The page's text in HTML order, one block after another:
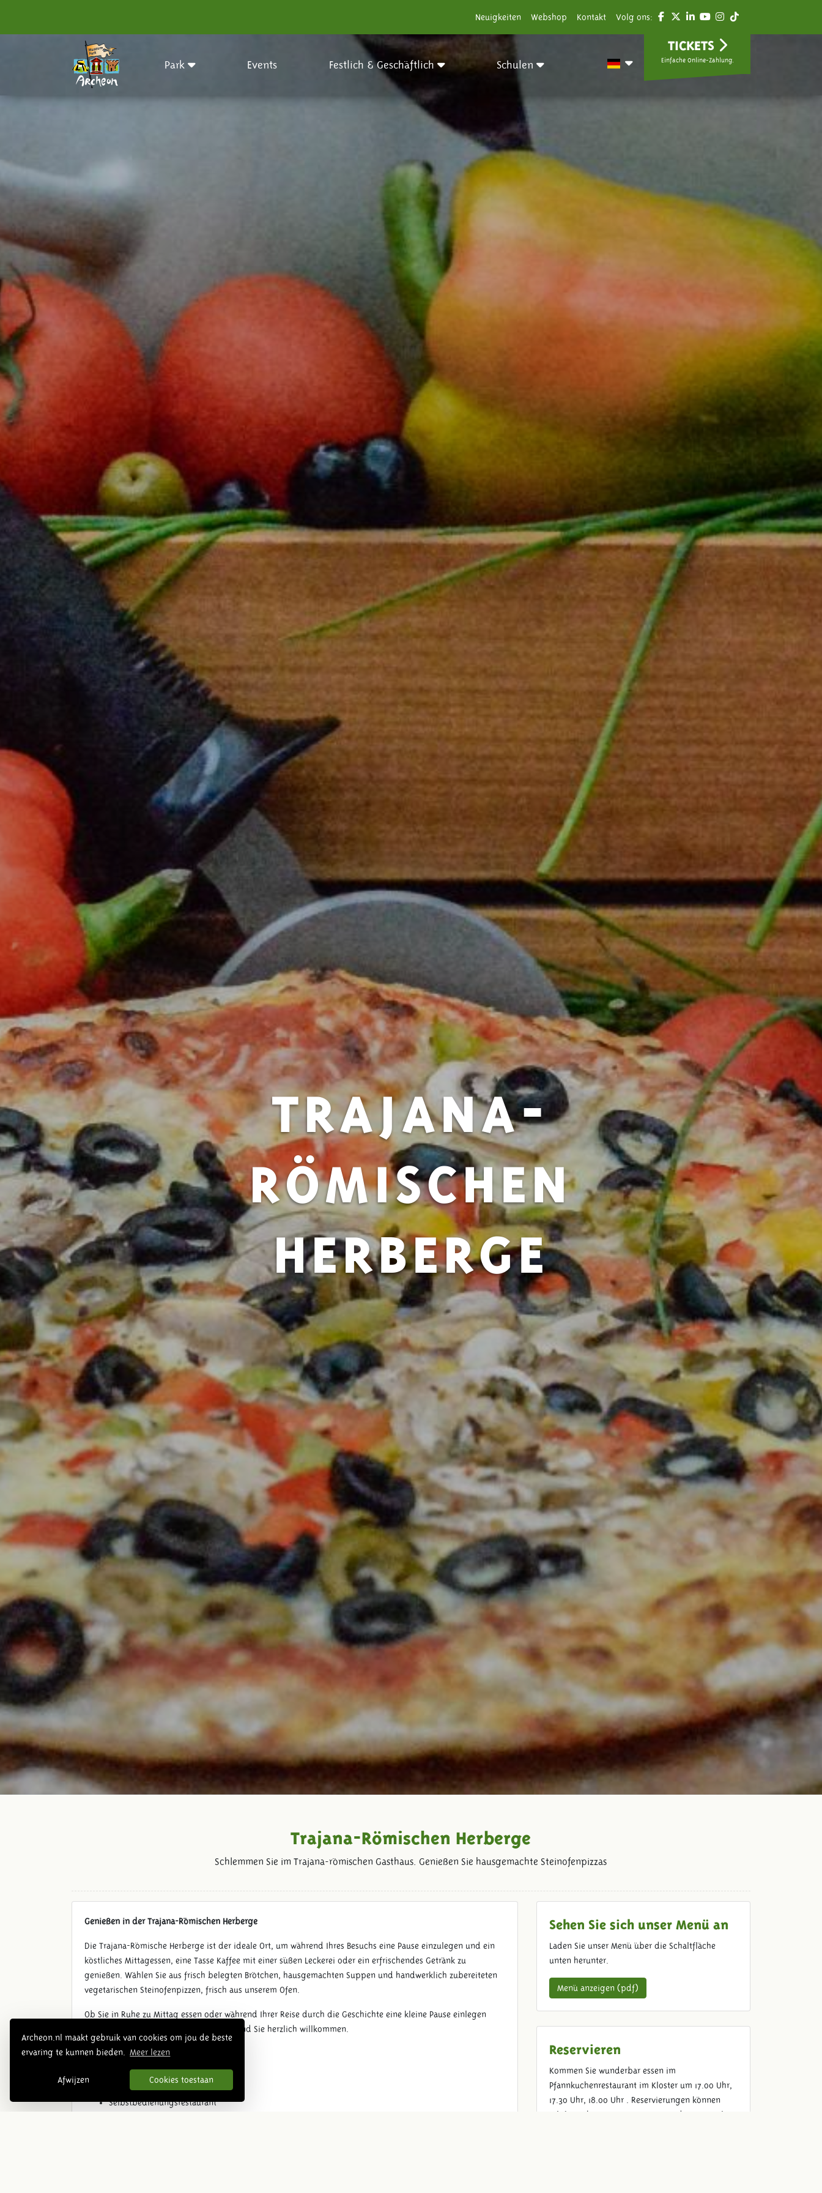
Archeon.nl maakt gebruik van cookies om jou de beste
ervaring te kunnen bieden.
Meer lezen
Afwijzen Cookies toestaan
Neuigkeiten Webshop Kontakt Volg ons:
Park Events Festlich & Geschäftlich Schulen
TICKETS
Einfache Online-Zahlung.
TRAJANA-
RÖMISCHEN
HERBERGE
Trajana-Römischen Herberge
Schlemmen Sie im Trajana-römischen Gasthaus. Genießen Sie hausgemachte Steinofenpizzas
Genießen in der Trajana-Römischen Herberge
Die Trajana-Römische Herberge ist der ideale Ort, um während Ihres Besuchs eine Pause einzulegen und ein
köstliches Mittagessen, eine Tasse Kaffee mit einer süßen Leckerei oder ein erfrischendes Getränk zu
genießen. Wählen Sie aus frisch belegten Brötchen, hausgemachten Suppen und handwerklich zubereiteten
vegetarischen Steinofenpizzen, frisch aus unserem Ofen.
Ob Sie in Ruhe zu Mittag essen oder während Ihrer Reise durch die Geschichte eine kleine Pause einlegen
möchten – in der Römischen Herberge sind Sie herzlich willkommen.
Hier finden Sie unsereSpeisekarte
Praktische Informationen:
Selbstbedienungsrestaurant
Sehen Sie sich unser Menü an
Laden Sie unser Menü über die Schaltfläche
unten herunter.
Menü anzeigen (pdf)
Reservieren
Kommen Sie wunderbar essen im
Pfannkuchenrestaurant im Kloster um 17.00 Uhr,
17.30 Uhr, 18.00 Uhr . Reservierungen können
telefonisch unter 031 172447744 oder per Mail